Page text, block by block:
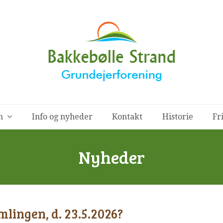
Info og nyheder Kontakt Historie
Nyheder
d. 23.5.2026?